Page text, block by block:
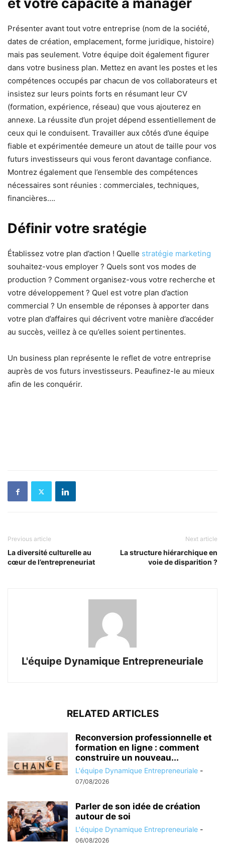
et votre capacité à manager
Présenter avant tout votre entreprise (nom de la société,
dates de création, emplacement, forme juridique, histoire)
mais pas seulement. Votre équipe doit également figurer
dans votre business plan. Mettez en avant les postes et les
compétences occupés par chacun de vos collaborateurs et
insistez sur leurs points forts en résumant leur CV
(formation, expérience, réseau) que vous ajouterez en
annexe. La réussite d’un projet dépend essentiellement de
ceux qui le conduisent. Travailler aux côtés d’une équipe
fiable et expérimentée demeure un atout de taille pour vos
futurs investisseurs qui vous feront davantage confiance.
Montrez également que l’ensemble des compétences
nécessaires sont réunies : commerciales, techniques,
financières….
Définir votre sratégie
Établissez votre plan d’action ! Quelle stratégie marketing
souhaitez-vous employer ? Quels sont vos modes de
production ? Comment organisez-vous votre recherche et
votre développement ? Quel est votre plan d’action
commercial ? Un ensemble de réponses à apporter dans
votre plan d’affaires qui décrivent votre manière d’accéder
au succès, veillez à ce qu’elles soient pertinentes.
Un business plan représente le reflet de votre entreprise
auprès de vos futurs investisseurs. Peaufinez-le au mieux
afin de les conquérir.
Previous article
La diversité culturelle au
cœur de l’entrepreneuriat
Next article
La structure hiérarchique en
voie de disparition ?
L'équipe Dynamique Entrepreneuriale
RELATED ARTICLES
Reconversion professionnelle et
formation en ligne : comment
construire un nouveau...
L'équipe Dynamique Entrepreneuriale -
07/08/2026
Parler de son idée de création
autour de soi
L'équipe Dynamique Entrepreneuriale -
06/08/2026